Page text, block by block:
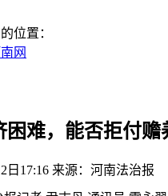
位置：
网
困难，能否拒付赡
日17:16 来源：河南法治报